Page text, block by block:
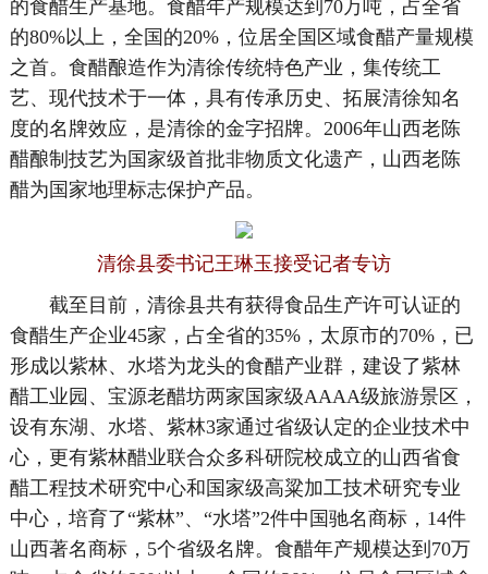
的食醋生产基地。食醋年产规模达到70万吨，占全省
的80%以上，全国的20%，位居全国区域食醋产量规模
之首。食醋酿造作为清徐传统特色产业，集传统工
艺、现代技术于一体，具有传承历史、拓展清徐知名
度的名牌效应，是清徐的金字招牌。2006年山西老陈
醋酿制技艺为国家级首批非物质文化遗产，山西老陈
醋为国家地理标志保护产品。
清徐县委书记王琳玉接受记者专访
截至目前，清徐县共有获得食品生产许可认证的
食醋生产企业45家，占全省的35%，太原市的70%，已
形成以紫林、水塔为龙头的食醋产业群，建设了紫林
醋工业园、宝源老醋坊两家国家级AAAA级旅游景区，
设有东湖、水塔、紫林3家通过省级认定的企业技术中
心，更有紫林醋业联合众多科研院校成立的山西省食
醋工程技术研究中心和国家级高粱加工技术研究专业
中心，培育了“紫林”、“水塔”2件中国驰名商标，14件
山西著名商标，5个省级名牌。食醋年产规模达到70万